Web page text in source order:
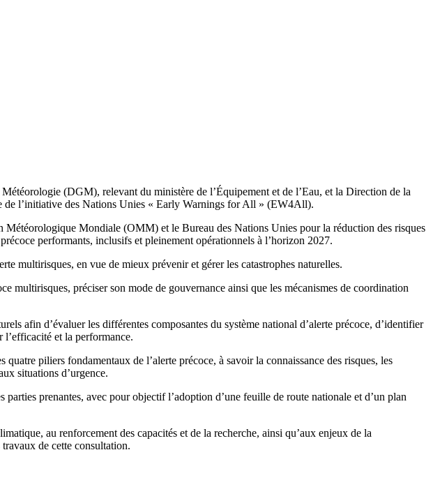
(DGM), relevant du ministère de l’Équipement et de l’Eau, et la Direction de la
de l’initiative des Nations Unies « Early Warnings for All » (EW4All).
Météorologique Mondiale (OMM) et le Bureau des Nations Unies pour la réduction des risques
performants, inclusifs et pleinement opérationnels à l’horizon 2027.
multirisques, en vue de mieux prévenir et gérer les catastrophes naturelles.
multirisques, préciser son mode de gouvernance ainsi que les mécanismes de coordination
afin d’évaluer les différentes composantes du système national d’alerte précoce, d’identifier
l’efficacité et la performance.
piliers fondamentaux de l’alerte précoce, à savoir la connaissance des risques, les
situations d’urgence.
prenantes, avec pour objectif l’adoption d’une feuille de route nationale et d’un plan
au renforcement des capacités et de la recherche, ainsi qu’aux enjeux de la
de cette consultation.